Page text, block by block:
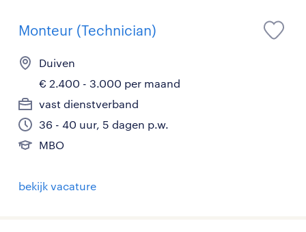
Monteur (Technician)
Duiven
€ 2.400 - 3.000 per maand
vast dienstverband
36 - 40 uur, 5 dagen p.w.
MBO
bekijk vacature